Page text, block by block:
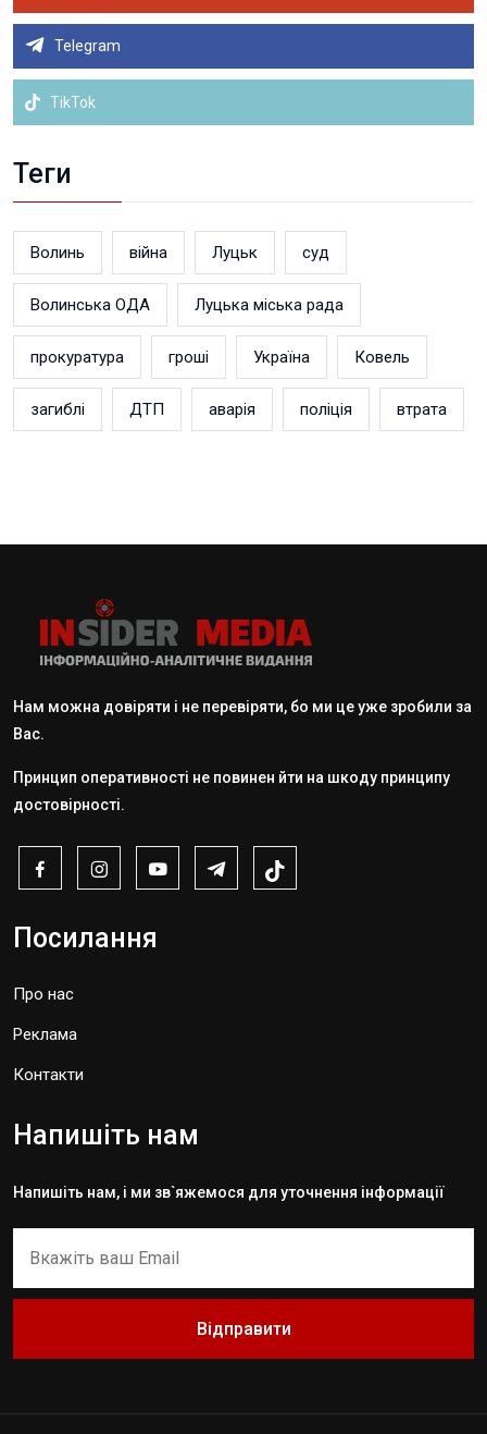
Telegram
TikTok
Теги
Волинь війна Луцьк суд
Волинська ОДА Луцька міська рада
прокуратура гроші Україна Ковель
загиблі ДТП аварія поліція втрата
Нам можна довіряти і не перевіряти, бо ми це уже зробили за
Вас.
Принцип оперативності не повинен йти на шкоду принципу
достовірності.
Посилання
Про нас
Реклама
Контакти
Напишіть нам
Напишіть нам, і ми зв`яжемося для уточнення інформації
Відправити